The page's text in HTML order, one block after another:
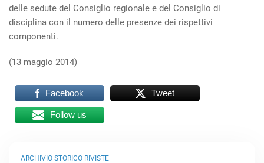
delle sedute del Consiglio regionale e del Consiglio di
disciplina con il numero delle presenze dei rispettivi
componenti.
(13 maggio 2014)
Facebook Tweet
Follow us
ARCHIVIO STORICO RIVISTE